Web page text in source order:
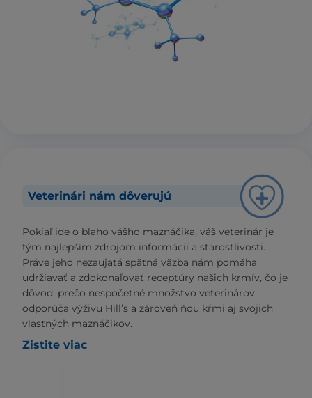
Veterinári nám dôverujú
Pokiaľ ide o blaho vášho maznáčika, váš veterinár je
tým najlepším zdrojom informácií a starostlivosti.
Práve jeho nezaujatá spätná väzba nám pomáha
udržiavať a zdokonaľovať receptúry našich krmív, čo je
dôvod, prečo nespočetné množstvo veterinárov
odporúča výživu Hill’s a zároveň ňou kŕmi aj svojich
vlastných maznáčikov.
Zistite viac